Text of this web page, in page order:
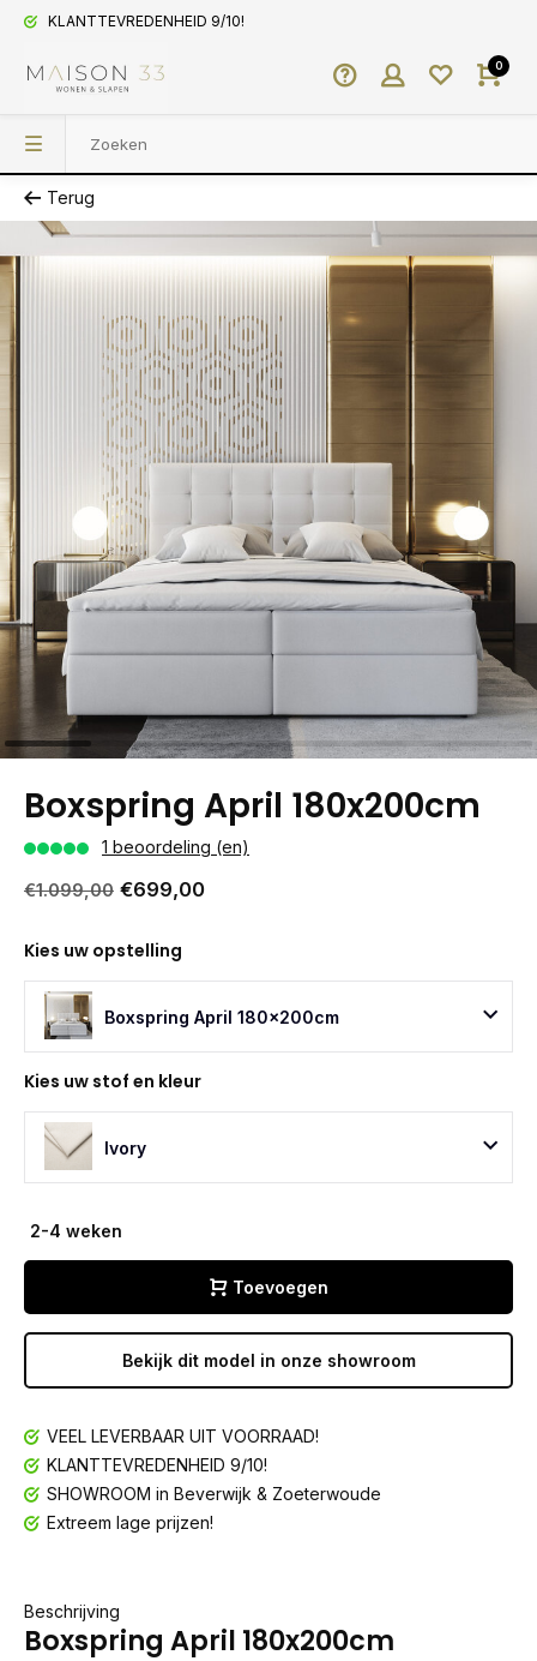
KLANTTEVREDENHEID 9/10!
0
Terug
Boxspring April 180x200cm
1 beoordeling (en)
€1.099,00 €699,00
Kies uw opstelling
Boxspring April 180x200cm
Kies uw stof en kleur
Ivory
2-4 weken
Toevoegen
Bekijk dit model in onze showroom
VEEL LEVERBAAR UIT VOORRAAD!
KLANTTEVREDENHEID 9/10!
SHOWROOM in Beverwijk & Zoeterwoude
Extreem lage prijzen!
Beschrijving
Boxspring April 180x200cm